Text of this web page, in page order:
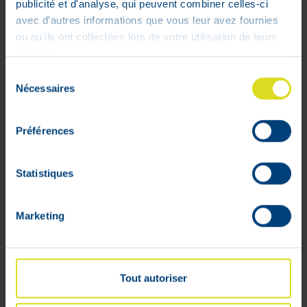
publicité et d'analyse, qui peuvent combiner celles-ci
avec d'autres informations que vous leur avez fournies
ou qu'ils ont collectées lors de votre utilisation de leurs
Nécessaires
Préférences
Statistiques
Marketing
Tout autoriser
Pour encore plus de fraîcheur, placer la
Ingrédients
Glycerin, Butyrospermum parkii (shea)
butter extract, hexyldecanol, hexyldecyl
behenyl alcohol, glyceryl stearate,
crosspolymer, rythritol, lecithin, D-
Helianthus annuus (sunflower) seed oil,
anthan gum, sodium benzoate, Vitis
vinifera (grape) juice, glyc. soja (soybean)
sterols, butylene glycol, Chamomilla